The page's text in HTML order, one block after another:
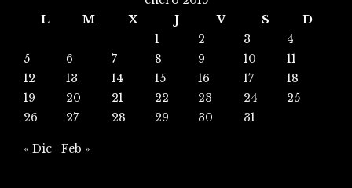
L
M X J V S
D
1
2 3
4
5
6 7 8 9 10
11
12
13 14 15 16 17
18
19
20 21 22 23 24
25
26
27 28 29 30 31
« Dic Feb »